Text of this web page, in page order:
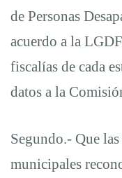
de Personas
acuerdo a la
fiscalías de cada
datos a la
Segundo.- Que
municipales